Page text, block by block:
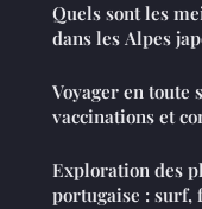
Quels sont les
dans les Alpes
Voyager en toute
vaccinations et
Exploration des
portugaise : surf,